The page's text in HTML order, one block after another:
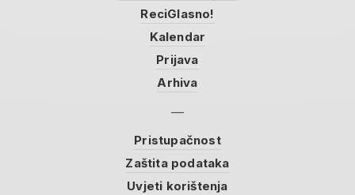
ReciGlasno!
Kalendar
Prijava
Arhiva
Pristupačnost
Zaštita podataka
Uvjeti korištenja